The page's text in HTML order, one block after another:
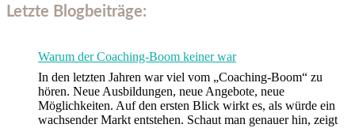
Letzte Blogbeiträge:
Warum der Coaching-Boom keiner war
In den letzten Jahren war viel vom „Coaching-Boom“ zu
hören. Neue Ausbildungen, neue Angebote, neue
Möglichkeiten. Auf den ersten Blick wirkt es, als würde ein
wachsender Markt entstehen. Schaut man genauer hin, zeigt